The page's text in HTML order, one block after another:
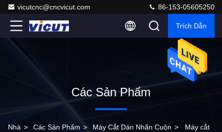
vicutcnc@cncvicut.com 86-153-05605250
Trích Dẫn
Các Sản Phẩm
Nhà > Các Sản Phẩm > Máy Cắt Dán Nhãn Cuộn > Máy cắt